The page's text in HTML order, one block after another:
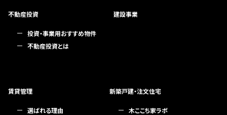
不動産投資
投資・事業用おすすめ物件
不動産投資とは
建設事業
賃貸管理
選ばれる理由
新築戸建・注文住宅
木ここち家ラボ